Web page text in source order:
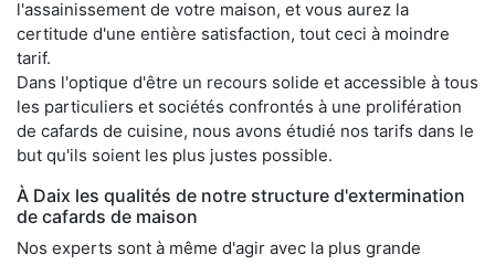
l'assainissement de votre maison, et vous aurez la
certitude d'une entière satisfaction, tout ceci à moindre
tarif.
Dans l'optique d'être un recours solide et accessible à tous
les particuliers et sociétés confrontés à une prolifération
de cafards de cuisine, nous avons étudié nos tarifs dans le
but qu'ils soient les plus justes possible.
À Daix les qualités de notre structure d'extermination
de cafards de maison
Nos experts sont à même d'agir avec la plus grande